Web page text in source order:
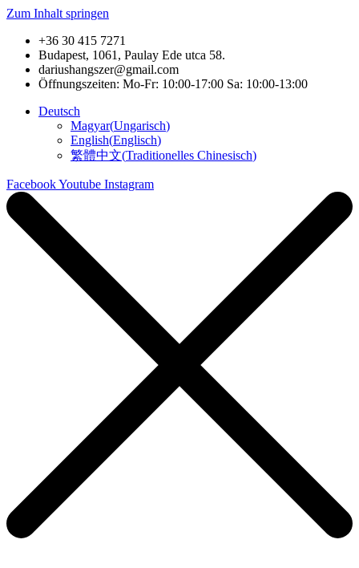
Zum Inhalt springen
+36 30 415 7271
Budapest, 1061, Paulay Ede utca 58.
dariushangszer@gmail.com
Öffnungszeiten: Mo-Fr: 10:00-17:00 Sa: 10:00-13:00
Deutsch
Magyar(Ungarisch)
English(Englisch)
繁體中文(Traditionelles Chinesisch)
FacebookYoutube Instagram